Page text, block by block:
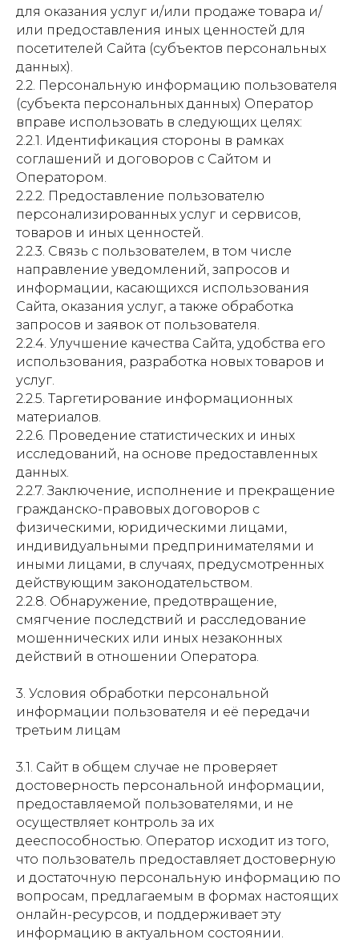
для оказания услуг и/или продаже товара и/
или предоставления иных ценностей для
посетителей Сайта (субъектов персональных
данных).
2.2. Персональную информацию пользователя
(субъекта персональных данных) Оператор
вправе использовать в следующих целях:
2.2.1. Идентификация стороны в рамках
соглашений и договоров с Сайтом и
Оператором.
2.2.2. Предоставление пользователю
персонализированных услуг и сервисов,
товаров и иных ценностей.
2.2.3. Связь с пользователем, в том числе
направление уведомлений, запросов и
информации, касающихся использования
Сайта, оказания услуг, а также обработка
запросов и заявок от пользователя.
2.2.4. Улучшение качества Сайта, удобства его
использования, разработка новых товаров и
услуг.
2.2.5. Таргетирование информационных
материалов.
2.2.6. Проведение статистических и иных
исследований, на основе предоставленных
данных.
2.2.7. Заключение, исполнение и прекращение
гражданско-правовых договоров с
физическими, юридическими лицами,
индивидуальными предпринимателями и
иными лицами, в случаях, предусмотренных
действующим законодательством.
2.2.8. Обнаружение, предотвращение,
смягчение последствий и расследование
мошеннических или иных незаконных
действий в отношении Оператора.
3. Условия обработки персональной
информации пользователя и её передачи
третьим лицам
3.1. Сайт в общем случае не проверяет
достоверность персональной информации,
предоставляемой пользователями, и не
осуществляет контроль за их
дееспособностью. Оператор исходит из того,
что пользователь предоставляет достоверную
и достаточную персональную информацию по
вопросам, предлагаемым в формах настоящих
онлайн-ресурсов, и поддерживает эту
информацию в актуальном состоянии.